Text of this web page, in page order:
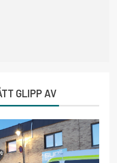
GLIPP AV